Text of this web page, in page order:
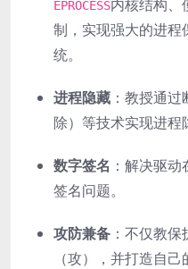
EPROCESS内核结构、
制，实现强大的进
统。
进程隐藏 ：教授通
除）等技术实现进程
数字签名 ：解决驱
签名问题。
攻防兼备 ：不仅教
（攻），并打造自